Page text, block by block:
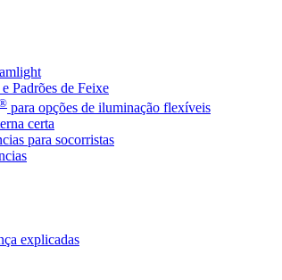
Padrões de Feixe
para opções de iluminação flexíveis
certa
para socorristas
explicadas